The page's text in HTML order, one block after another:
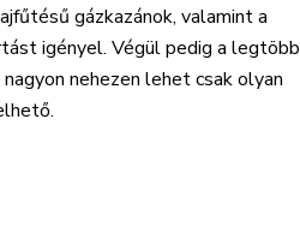
gázkazánok, valamint a
igényel. Végül pedig a legtöbb
nehezen lehet csak olyan